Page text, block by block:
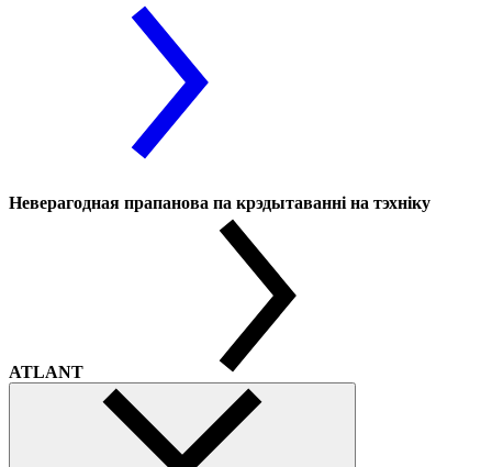
Неверагодная прапанова па крэдытаванні на тэхніку
ATLANT